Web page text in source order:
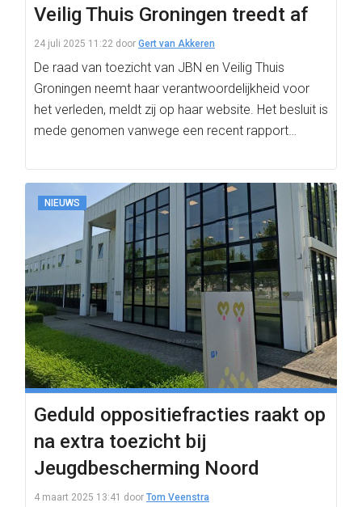
Veilig Thuis Groningen treedt af
24 juli 2025 11:22 door Gert van Akkeren
De raad van toezicht van JBN en Veilig Thuis
Groningen neemt haar verantwoordelijkheid voor
het verleden, meldt zij op haar website. Het besluit is
mede genomen vanwege een recent rapport…
NIEUWS
Geduld oppositiefracties raakt op
na extra toezicht bij
Jeugdbescherming Noord
4 maart 2025 13:41 door Tom Veenstra